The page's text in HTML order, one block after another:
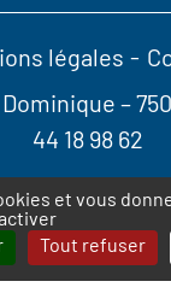
et vous
Tout refuser
légales
–
44 18 98 62